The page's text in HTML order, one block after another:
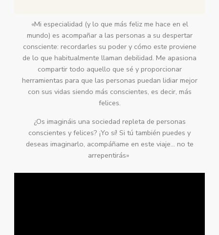
«Mi especialidad (y lo que más feliz me hace en el
mundo) es acompañar a las personas a su despertar
consciente: recordarles su poder y cómo este proviene
de lo que habitualmente llaman debilidad. Me apasiona
compartir todo aquello que sé y proporcionar
herramientas para que las personas puedan lidiar mejor
con sus vidas siendo más conscientes, es decir, más
felices.
¿Os imagináis una sociedad repleta de personas
conscientes y felices? ¡Yo sí! Si tú también puedes y
deseas imaginarlo, acompáñame en este viaje… no te
arrepentirás»